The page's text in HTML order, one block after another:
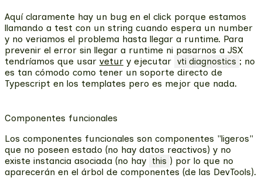
Aquí claramente hay un bug en el click porque estamos
llamando a test con un string cuando espera un number
y no veriamos el problema hasta llegar a runtime. Para
prevenir el error sin llegar a runtime ni pasarnos a JSX
tendríamos que usar vetur y ejecutar vti diagnostics ; no
es tan cómodo como tener un soporte directo de
Typescript en los templates pero es mejor que nada.
Componentes funcionales
Los componentes funcionales son componentes "ligeros"
que no poseen estado (no hay datos reactivos) y no
existe instancia asociada (no hay
this ) por lo que no
aparecerán en el árbol de componentes (de las DevTools).